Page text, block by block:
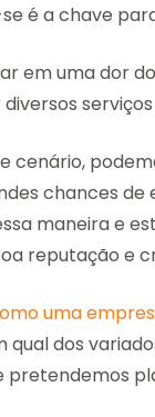
é a chave
em uma dor
cenário,
chances de
maneira e
reputação e
uma
qual dos
pretendemos